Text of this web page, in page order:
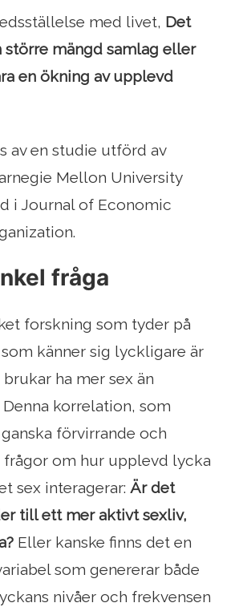
med livet, Det
större mängd samlag eller
en ökning av upplevd
av en studie utförd av
Mellon University
i Journal of Economic
fråga
forskning som tyder på
känner sig lyckligare är
ha mer sex än
korrelation, som
förvirrande och
frågor om hur upplevd lycka
sex interagerar: Är det
till ett mer aktivt sexliv,
Eller kanske finns det en
som genererar både
nivåer och frekvensen